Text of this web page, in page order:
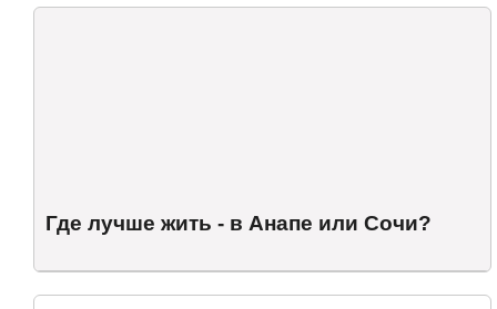
Где лучше жить - в Анапе или Сочи?